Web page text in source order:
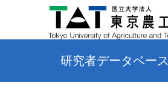
研究者データベース